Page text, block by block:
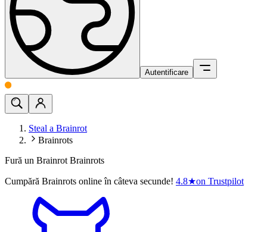
Autentificare
Steal a Brainrot
Brainrots
Fură un Brainrot Brainrots
Cumpără Brainrots online în câteva secunde! 4.8★on Trustpilot